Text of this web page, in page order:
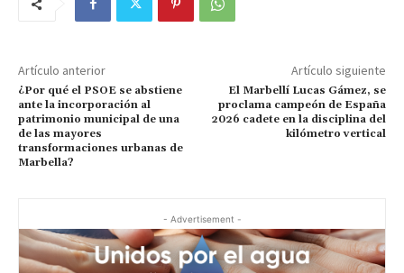
Artículo anterior
¿Por qué el PSOE se abstiene
ante la incorporación al
patrimonio municipal de una
de las mayores
transformaciones urbanas de
Marbella?
Artículo siguiente
El Marbellí Lucas Gámez, se
proclama campeón de España
2026 cadete en la disciplina del
kilómetro vertical
- Advertisement -